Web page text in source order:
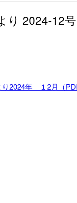
り 2024-12
2024年 １2月（